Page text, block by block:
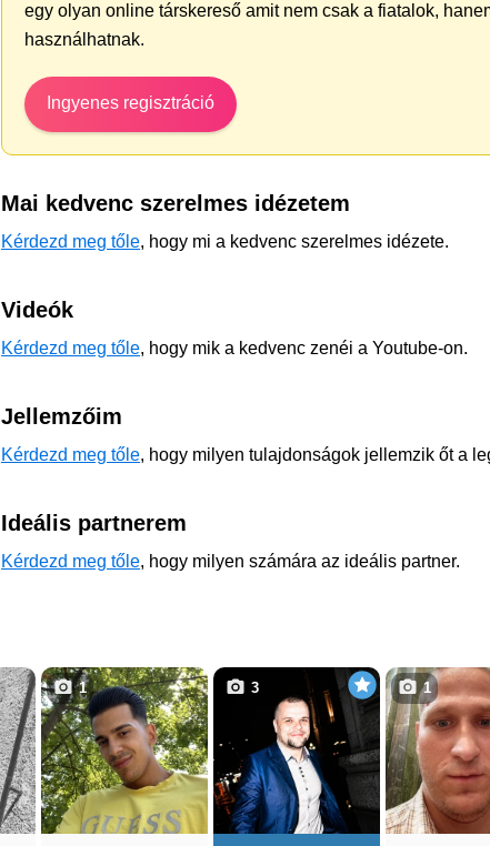
egy olyan online társkereső amit nem csak a fiatalok,
használhatnak.
Ingyenes regisztráció
Mai kedvenc szerelmes idézetem
Kérdezd meg tőle, hogy mi a kedvenc szerelmes idézete.
Videók
Kérdezd meg tőle, hogy mik a kedvenc zenéi a Youtube-on.
Jellemzőim
Kérdezd meg tőle, hogy milyen tulajdonságok jellemzik őt a
Ideális partnerem
Kérdezd meg tőle, hogy milyen számára az ideális partner.
1 3 1